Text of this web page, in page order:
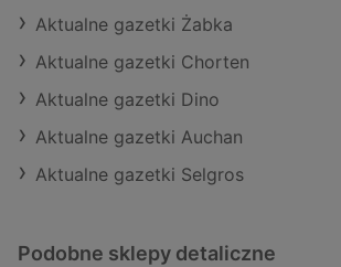
Aktualne gazetki Żabka
Aktualne gazetki Chorten
Aktualne gazetki Dino
Aktualne gazetki Auchan
Aktualne gazetki Selgros
Podobne sklepy detaliczne